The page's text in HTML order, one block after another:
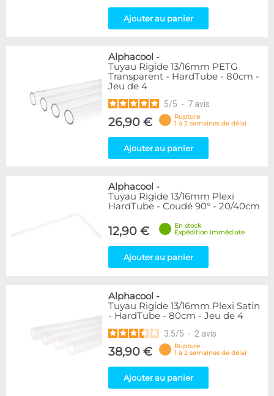
Ajouter au panier
Alphacool -
Tuyau Rigide 13/16mm PETG
Transparent - HardTube - 80cm -
Jeu de 4
5/5 - 7 avis
26,90 €
Rupture
1 à 2 semaines de délai
Ajouter au panier
Alphacool -
Tuyau Rigide 13/16mm Plexi
HardTube - Coudé 90° - 20/40cm
12,90 €
En stock
Expédition immédiate
Ajouter au panier
Alphacool -
Tuyau Rigide 13/16mm Plexi Satin
- HardTube - 80cm - Jeu de 4
3.5/5 - 2 avis
38,90 €
Rupture
1 à 2 semaines de délai
Ajouter au panier